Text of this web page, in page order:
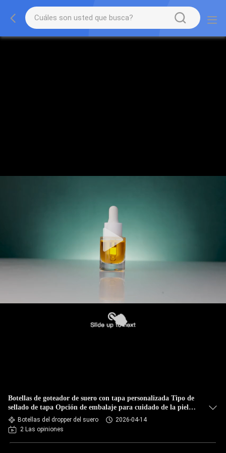
Botellas de goteador de suero con tapa personalizada Tipo de
sellado de tapa Opción de embalaje para cuidado de la piel
cosmético y aceites esenciales
Botellas del dropper del suero
2026-04-14
2 Las opiniones